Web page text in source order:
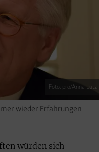
Foto: pro/Anna Lutz
wieder Erfahrungen
würden sich